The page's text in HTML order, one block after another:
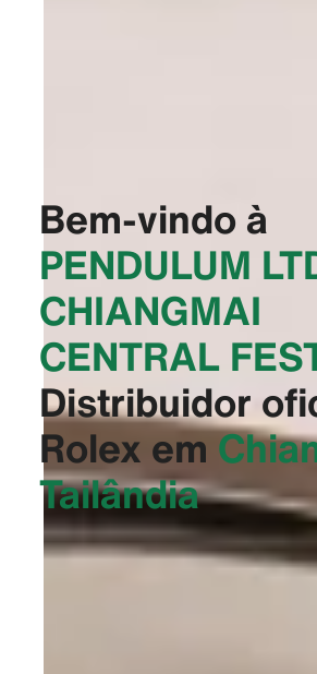
Bem-vindo à
‭PENDULUM
CHIANGMAI
CENTRAL
Distribuidor
Rolex em
Tailândia